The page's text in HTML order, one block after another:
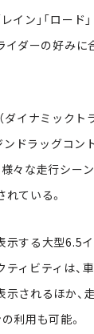
イン」「ロード
イダーの好みに
ダイナミックト
ンドラッグコン
々な走行シー
ている。
示する大型6.5
ィビティは、
されるほか、
利用も可能。